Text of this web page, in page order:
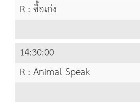
R : ซื้อเก่ง
14:30:00
R : Animal Speak